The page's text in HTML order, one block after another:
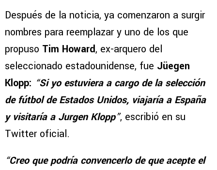
Después de la noticia, ya comenzaron a surgir
nombres para reemplazar y uno de los que
propuso Tim Howard, ex-arquero del
seleccionado estadounidense, fue Jüegen
Klopp: “Si yo estuviera a cargo de la selección
de fútbol de Estados Unidos, viajaría a España
y visitaría a Jurgen Klopp”, escribió en su
Twitter oficial.
“Creo que podría convencerlo de que acepte el